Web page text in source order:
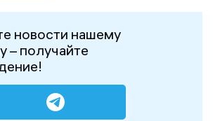
новости нашему
– получайте